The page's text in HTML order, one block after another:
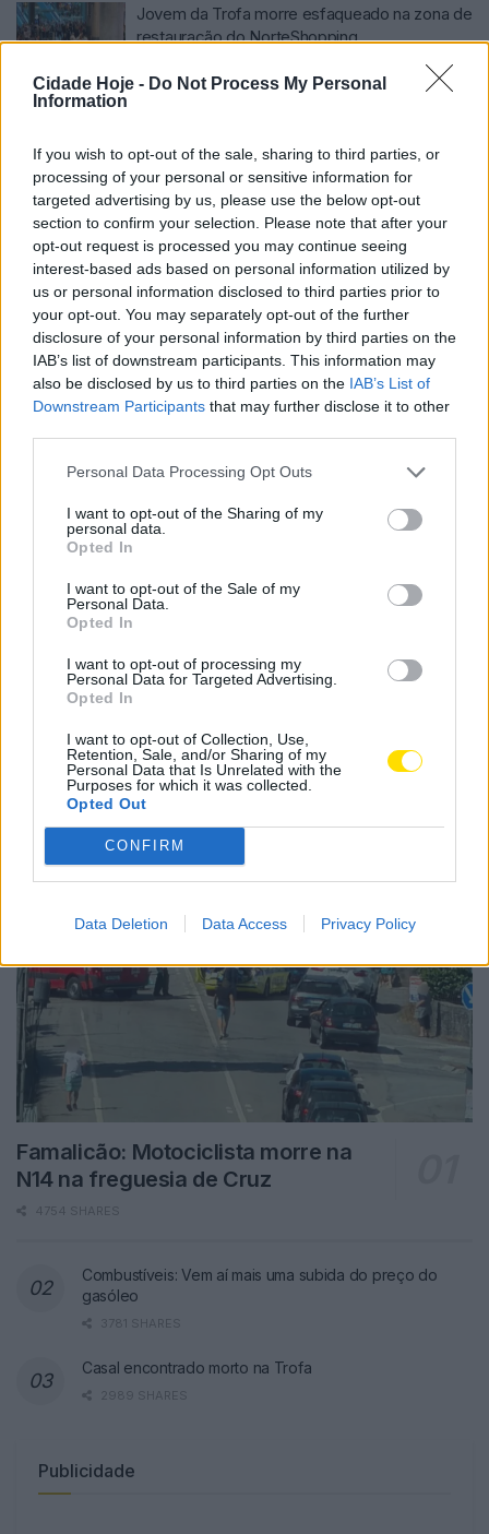
Cidade Hoje - Do Not Process My Personal
Information
If you wish to opt-out of the sale, sharing to third parties, or
processing of your personal or sensitive information for
targeted advertising by us, please use the below opt-out
section to confirm your selection. Please note that after your
opt-out request is processed you may continue seeing
interest-based ads based on personal information utilized by
us or personal information disclosed to third parties prior to
your opt-out. You may separately opt-out of the further
disclosure of your personal information by third parties on the
IAB’s list of downstream participants. This information may
also be disclosed by us to third parties on the IAB’s List of
Downstream Participants that may further disclose it to other
Personal Data Processing Opt Outs
I want to opt-out of the Sharing of my
personal data.
Opted In
I want to opt-out of the Sale of my
Personal Data.
Opted In
I want to opt-out of processing my
Personal Data for Targeted Advertising.
Opted In
I want to opt-out of Collection, Use,
Retention, Sale, and/or Sharing of my
Personal Data that Is Unrelated with the
Purposes for which it was collected.
Opted Out
CONFIRM
Data Deletion Data Access Privacy Policy
Jovem da Trofa morre esfaqueado na zona de
restauração do NorteShopping
empresário do Matriz
BY CIDADE HOJE 12 DE JUNHO, 2024 0
PJ deteve em Famalicão suspeito de
homicídio em Matosinhos
BY CIDADE HOJE 4 DE JUNHO, 2024 0
Famalicão: 5 detidos nos últimos dias
BY CIDADE HOJE 27 DE MAIO, 2024 0
Famalicão: Operação policial em Calendário
termina com 12 detidos, armas e droga
Famalicão: Homem agride companheira
BY CIDADE HOJE 4 DE ABRIL, 2024
Notícias Populares
Famalicão: Motociclista morre na
N14 na freguesia de Cruz
4754 SHARES
Combustíveis: Vem aí mais uma subida do preço do
gasóleo
3781 SHARES
Casal encontrado morto na Trofa
2989 SHARES
Publicidade